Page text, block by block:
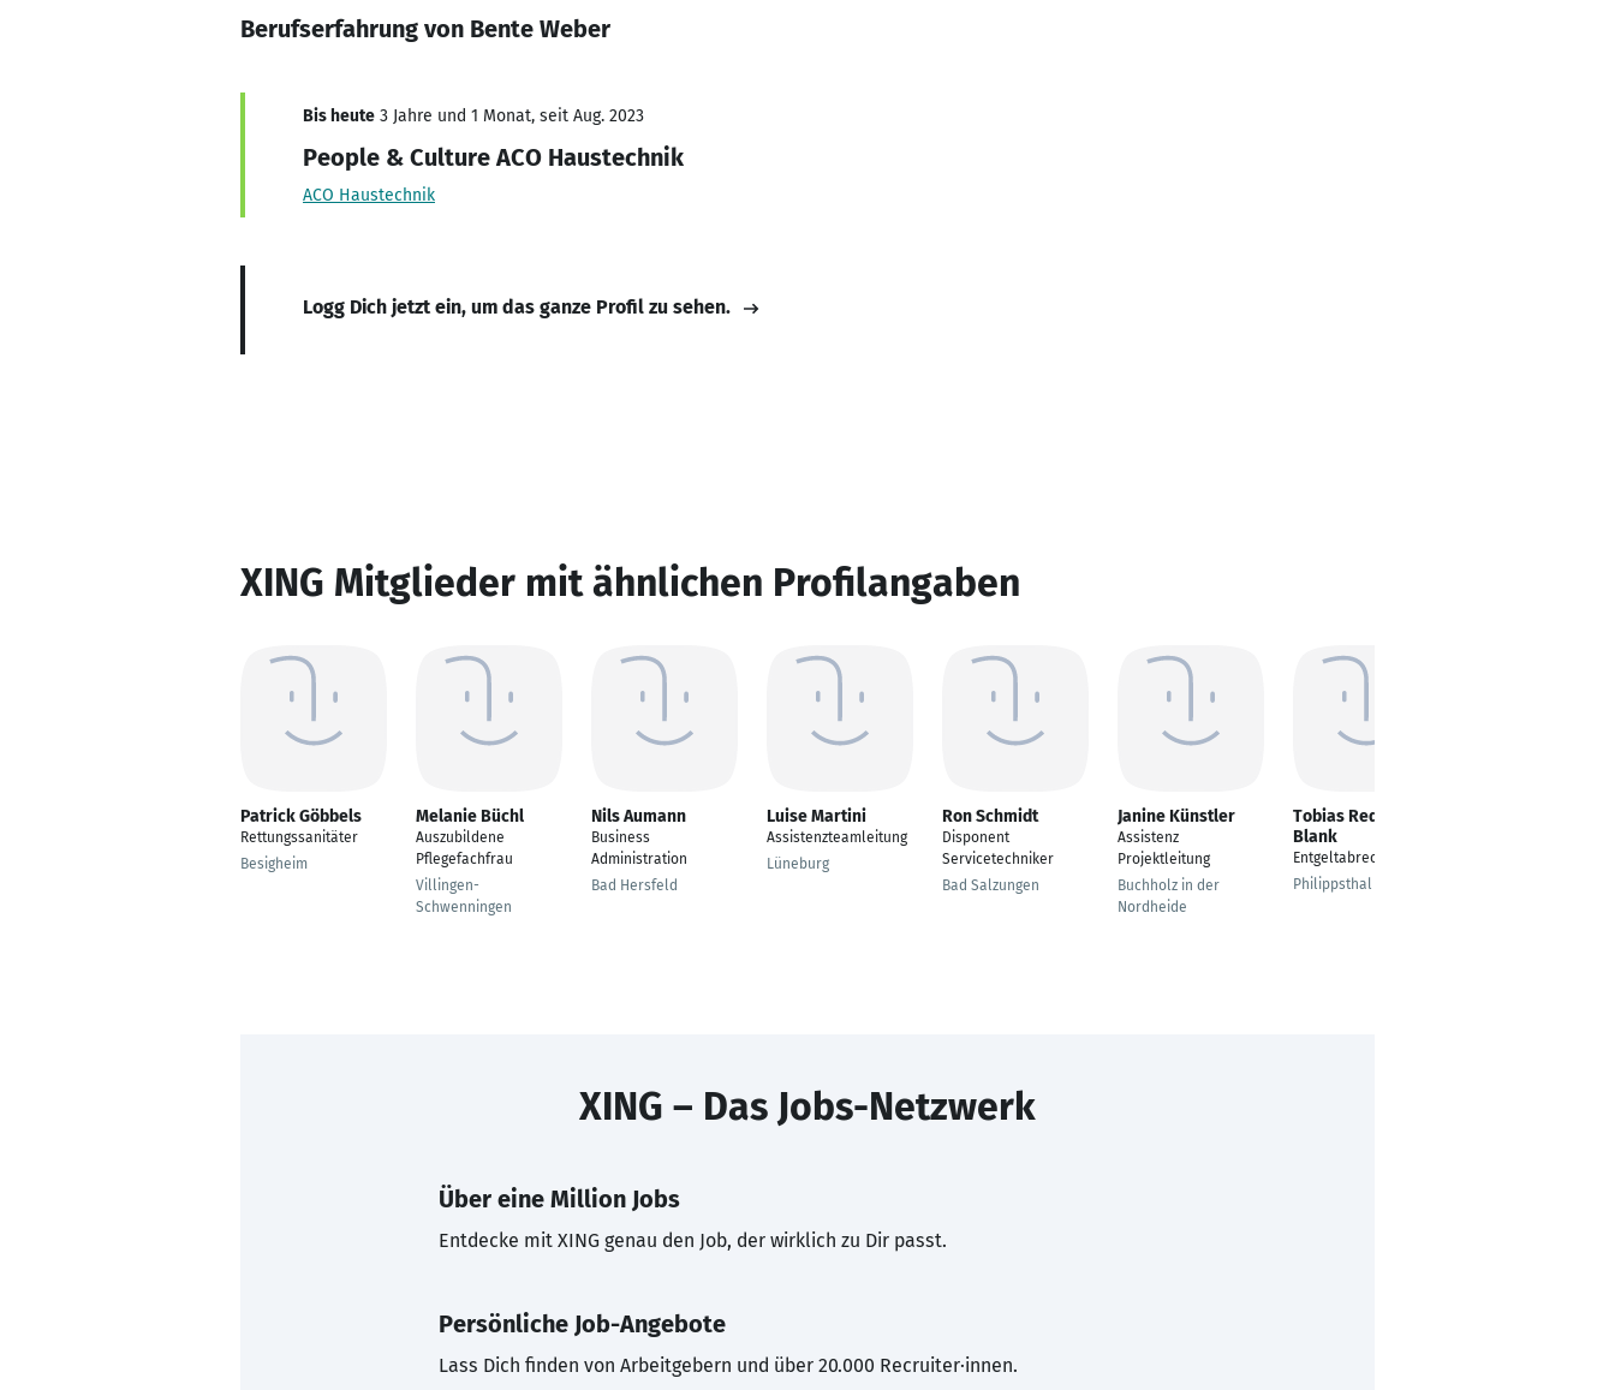
Berufserfahrung von Bente Weber
Bis heute 3 Jahre und 1 Monat, seit Aug. 2023
People & Culture ACO Haustechnik
ACO Haustechnik
Logg Dich jetzt ein, um das ganze Profil zu sehen.
XING Mitglieder mit ähnlichen Profilangaben
Patrick Göbbels
Rettungssanitäter
Besigheim
Melanie Büchl
Auszubildene
Pflegefachfrau
Villingen-
Schwenningen
Nils Aumann
Business
Administration
Bad Hersfeld
Luise Martini
Assistenzteamleitung
Lüneburg
Ron Schmidt
Disponent
Servicetechniker
Bad Salzungen
Janine Künstler
Assistenz
Projektleitung
Buchholz in der
Nordheide
Tobias Redanz-
Blank
Entgeltabrechner
Philippsthal
XING – Das Jobs-Netzwerk
Über eine Million Jobs
Entdecke mit XING genau den Job, der wirklich zu Dir passt.
Persönliche Job-Angebote
Lass Dich finden von Arbeitgebern und über 20.000 Recruiter·innen.